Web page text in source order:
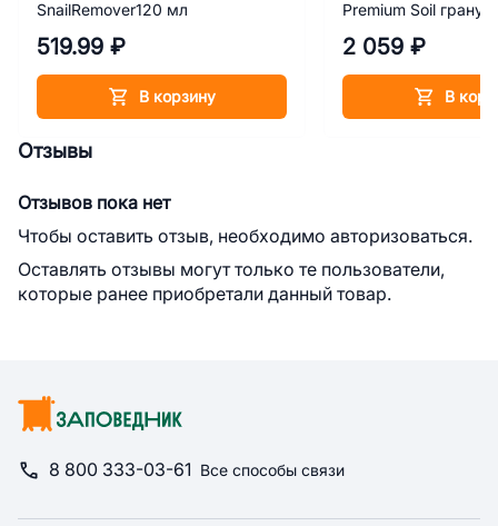
SnailRemover120 мл
519.99 ₽
В корзину
Premium Soil
2 059 ₽
В
Отзывы
Отзывов пока нет
Чтобы оставить отзыв, необходимо авторизоваться.
Оставлять отзывы могут только те пользователи,
которые ранее приобретали данный товар.
8 800 333-03-61 Все способы связи